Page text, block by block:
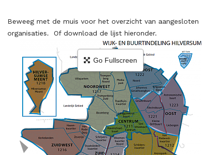
Beweeg met de muis voor het overzicht van aangesloten
organisaties. Of download de lijst hieronder.
Go Fullscreen